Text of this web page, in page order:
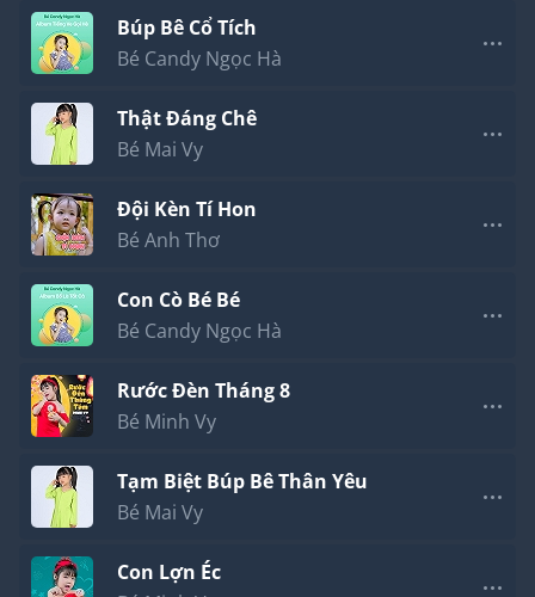
Búp Bê Cổ Tích
Bé Candy Ngọc Hà
Thật Đáng Chê
Bé Mai Vy
Đội Kèn Tí Hon
Bé Anh Thơ
Con Cò Bé Bé
Bé Candy Ngọc Hà
Rước Đèn Tháng 8
Bé Minh Vy
Tạm Biệt Búp Bê Thân Yêu
Bé Mai Vy
Con Lợn Éc